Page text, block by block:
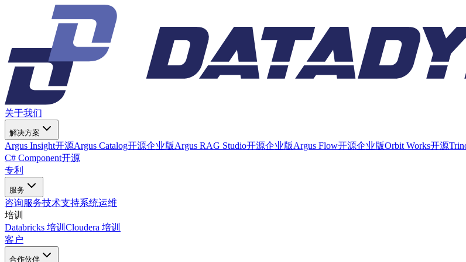
关于我们
解决方案
Argus Insight开源Argus Catalog开源企业版Argus RAG Studio开源企业版Argus Flow开源企业版Orbit Works开源
C# Component开源
专利
服务
咨询服务技术支持系统运维
培训
Databricks 培训 Cloudera 培训
客户
合作伙伴